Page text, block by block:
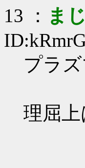
13 ： まじ
プラ
理屈